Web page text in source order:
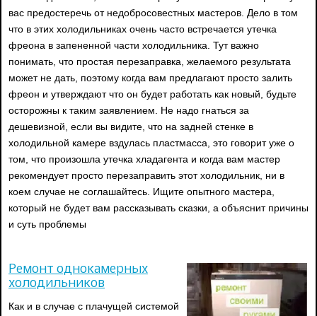
вас предостеречь от недобросовестных мастеров. Дело в том
что в этих холодильниках очень часто встречается утечка
фреона в запененной части холодильника. Тут важно
понимать, что простая перезаправка, желаемого результата
может не дать, поэтому когда вам предлагают просто залить
фреон и утверждают что он будет работать как новый, будьте
осторожны к таким заявлением. Не надо гнаться за
дешевизной, если вы видите, что на задней стенке в
холодильной камере вздулась пластмасса, это говорит уже о
том, что произошла утечка хладагента и когда вам мастер
рекомендует просто перезаправить этот холодильник, ни в
коем случае не соглашайтесь. Ищите опытного мастера,
который не будет вам рассказывать сказки, а объяснит причины
и суть проблемы
Ремонт однокамерных
холодильников
Как и в случае с плачущей системой